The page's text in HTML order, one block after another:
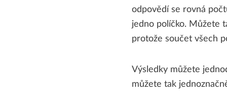
odpovědí se rovná
jedno políčko. Můžete
protože součet všech
Výsledky můžete
můžete tak